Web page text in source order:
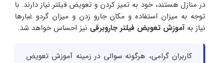
در منازل هستند، خود به تمیز کردن و تعویض فیلتر نیاز دارند. با
توجه به میزان استفاده و مکان جارو زدن و میزان گردو غبارها
نیاز به آموزش تعویض فیلتر جاروبرقی نیز احساس خواهد شد.
کاربران گرامی، هرگونه سوالی در زمینه آموزش تعویض